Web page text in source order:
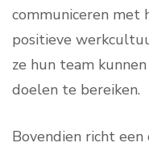
communiceren met
positieve
ze hun team
doelen te bereiken.
Bovendien richt een